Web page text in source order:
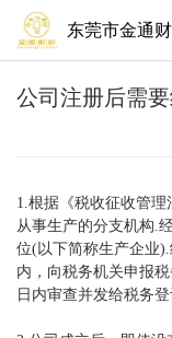
东莞市金通
公司注册后需
1.根据《税收征收管
从事生产的分支机构.
位(以下简称生产企业
内，向税务机关申报
日内审查并发给税务登